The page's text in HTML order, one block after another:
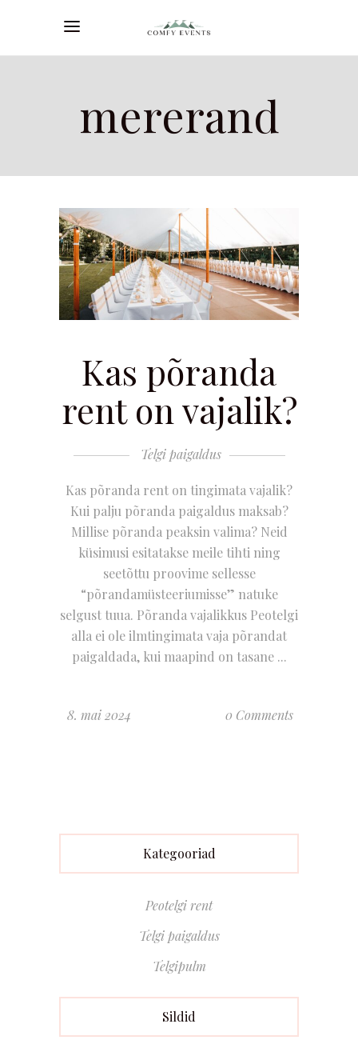
mererand
Kas põranda
rent on vajalik?
Telgi paigaldus
Kas põranda rent on tingimata vajalik?
Kui palju põranda paigaldus maksab?
Millise põranda peaksin valima? Neid
küsimusi esitatakse meile tihti ning
seetõttu proovime sellesse
“põrandamüsteeriumisse” natuke
selgust tuua. Põranda vajalikkus Peotelgi
alla ei ole ilmtingimata vaja põrandat
paigaldada, kui maapind on tasane
8. mai 2024 0 Comments
Kategooriad
Peotelgi rent
Telgi paigaldus
Telgipulm
Sildid